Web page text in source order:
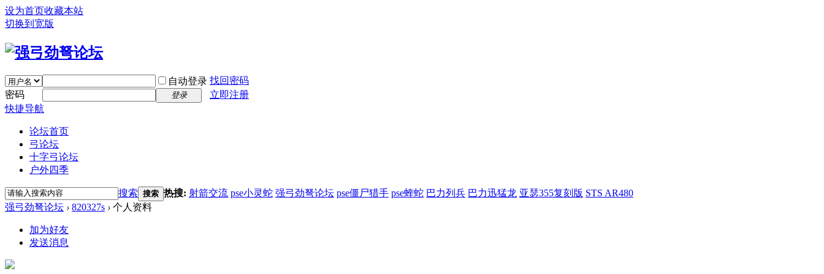
设为首页收藏本站
切换到宽版
自动登录 找回密码
密码
登录
立即注册
快捷导航
论坛首页
弓论坛
十字弓论坛
户外四季
搜索 搜索 热搜: 射箭交流 pse小灵蛇 强弓劲弩论坛 pse僵尸猎手 pse蝰蛇 巴力列兵 巴力迅猛龙 亚瑟355复刻版 STS AR480
强弓劲弩论坛 › 820327s › 个人资料
加为好友
发送消息